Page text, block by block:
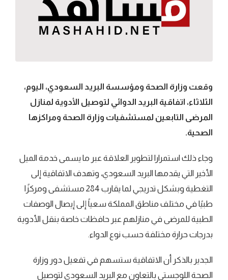
وقعت وزارة الصحة ومؤسسة البريد السعودي، اليوم،
الثلاثاء، اتفاقية البريد الدوائي لتوصيل الأدوية لمنازل
المرضى التابعين لمستشفيات وزارة الصحة ومراكزها
الصحية.
وجاء ذلك استمرارا لتطوير العلاقة عبر ما يسمى خدمة الميل
الأخير التي يقدمها البريد السعودي، وتهدف الاتفاقية إلى
التغطية وبشكل تدريجي لما يقارب 284 مستشفى ومركزًا
طبيًا في مختلف مناطق المملكة سعياً إلى إيصال الوصفات
الطبية للمرضى في منازلهم عبر حافظات خاصة بنقل الأدوية
بدرجات حرارة مختلفة حسب نوع الدواء.
الجدير بالذكر أن الاتفاقية ستسهم في تفعيل دور وزارة
الصحة اللوجستي بالتعاون مع البريد السعودي لتوصيل